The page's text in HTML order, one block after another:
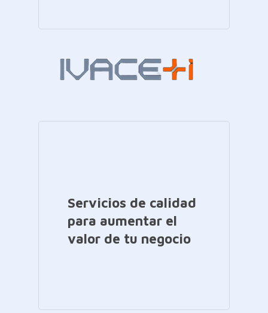
Servicios de calidad
para aumentar el
valor de tu negocio